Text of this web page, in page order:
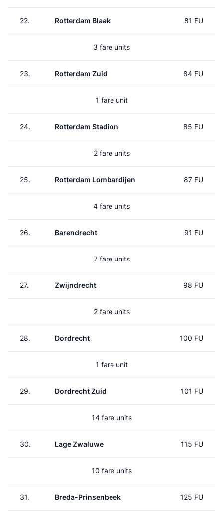
22. Rotterdam Blaak 81 FU
3 fare units
23. Rotterdam Zuid 84 FU
1 fare unit
24. Rotterdam Stadion 85 FU
2 fare units
25. Rotterdam Lombardijen 87 FU
4 fare units
26. Barendrecht 91 FU
7 fare units
27. Zwijndrecht 98 FU
2 fare units
28. Dordrecht 100 FU
1 fare unit
29. Dordrecht Zuid 101 FU
14 fare units
30. Lage Zwaluwe 115 FU
10 fare units
31. Breda-Prinsenbeek 125 FU